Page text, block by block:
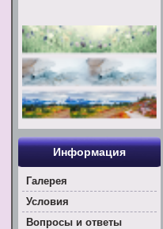
Информация
Галерея
Условия
Вoпросы и ответы